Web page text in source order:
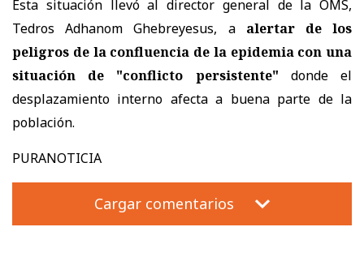
Esta situación llevó al director general de la OMS,
Tedros Adhanom Ghebreyesus, a alertar de los
peligros de la confluencia de la epidemia con una
situación de "conflicto persistente" donde el
desplazamiento interno afecta a buena parte de la
población.
PURANOTICIA
Cargar comentarios